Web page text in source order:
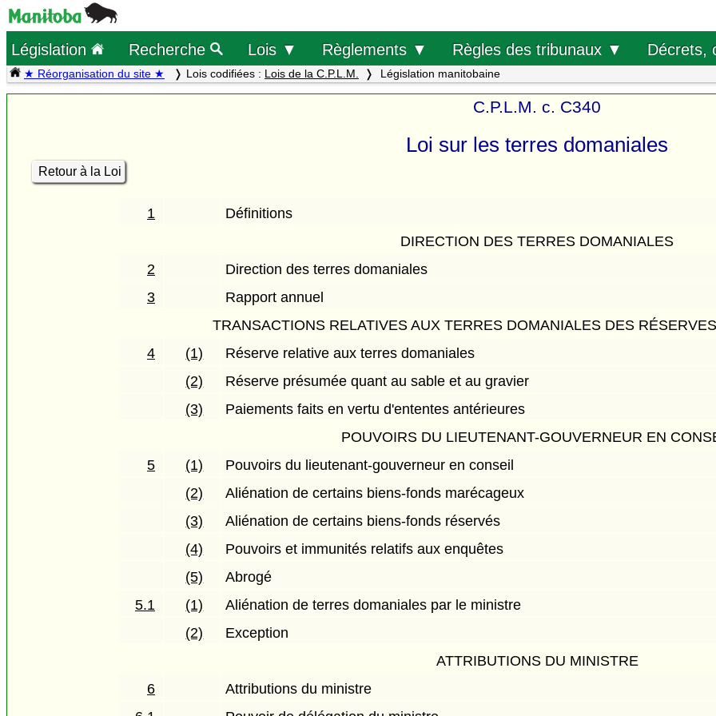
Législation Recherche Lois ▼ Règlements ▼ Règles des tribunaux ▼ Décrets,
★ Réorganisation du site ★ Lois codifiées : Lois de la C.P.L.M. Législation manitobaine
C.P.L.M. c. C340
Loi sur les terres domaniales
Retour à la Loi
1
Définitions
DIRECTION DES TERRES DOMANIALES
2
Direction des terres domaniales
3
Rapport annuel
TRANSACTIONS RELATIVES AUX TERRES DOMANIALES DES
4
(1)
Réserve relative aux terres domaniales
(2)
Réserve présumée quant au sable et au gravier
(3)
Paiements faits en vertu d'ententes antérieures
POUVOIRS DU LIEUTENANT-GOUVERNEUR EN
5
(1)
Pouvoirs du lieutenant-gouverneur en conseil
(2)
Aliénation de certains biens-fonds marécageux
(3)
Aliénation de certains biens-fonds réservés
(4)
Pouvoirs et immunités relatifs aux enquêtes
(5)
Abrogé
5.1
(1)
Aliénation de terres domaniales par le ministre
(2)
Exception
ATTRIBUTIONS DU MINISTRE
6
Attributions du ministre